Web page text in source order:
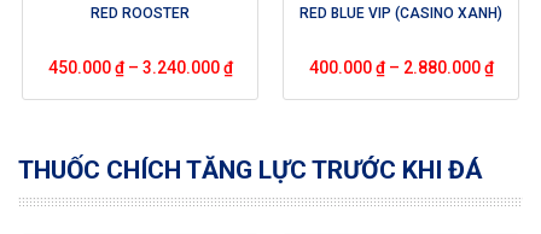
RED ROOSTER
450.000₫– 3.240.000₫
RED BLUE VIP (CASINO XANH)
400.000₫– 2.880.000₫
THUỐC CHÍCH TĂNG LỰC TRƯỚC KHI ĐÁ